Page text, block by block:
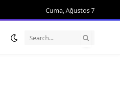
Cuma, Ağustos 7